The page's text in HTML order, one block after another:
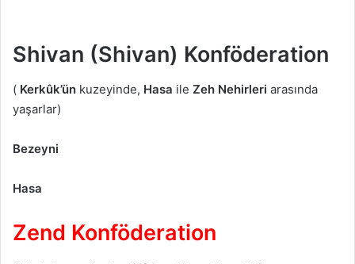
Shivan (Shivan) Konföderation
( Kerkûk’ün kuzeyinde, Hasa ile Zeh Nehirleri arasında
yaşarlar)
Bezeyni
Hasa
Zend Konföderation